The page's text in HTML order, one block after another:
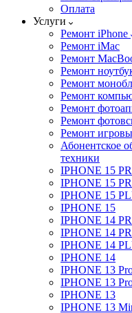
Оплата
Услуги
Ремонт iPhone
Ремонт iMac
Ремонт
Ремонт
Ремонт
Ремонт
Ремонт
Ремонт
Ремонт
Абонентское
техники
IPHONE 15
IPHONE 15
IPHONE 15
IPHONE 15
IPHONE 14
IPHONE 14
IPHONE 14
IPHONE 14
IPHONE 13
IPHONE 13
IPHONE 13
IPHONE 13